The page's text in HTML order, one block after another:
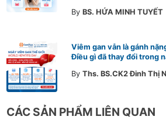
ByBS. HỨA MINH TUYẾT
Viêm gan vẫn là gánh
Điều gì đã thay đổi trong
ByThs. BS.CK2 Đinh Thị
CÁC SẢN PHẨM LIÊN QUAN